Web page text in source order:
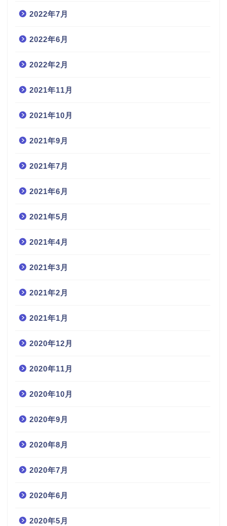
2022年7月
2022年6月
2022年2月
2021年11月
2021年10月
2021年9月
2021年7月
2021年6月
2021年5月
2021年4月
2021年3月
2021年2月
2021年1月
2020年12月
2020年11月
2020年10月
2020年9月
2020年8月
2020年7月
2020年6月
2020年5月